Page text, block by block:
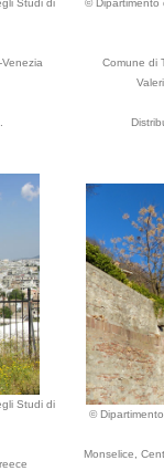
Studi di
© Dipartimento
Comune di
Studi di
©
Monselice,